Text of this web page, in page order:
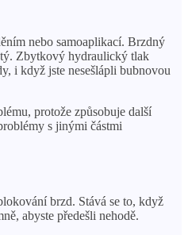
nebo samoaplikací. Brzdný
Zbytkový hydraulický tlak
i když jste nesešlápli bubnovou
protože způsobuje další
s jinými částmi
brzd. Stává se to, když
abyste předešli nehodě.